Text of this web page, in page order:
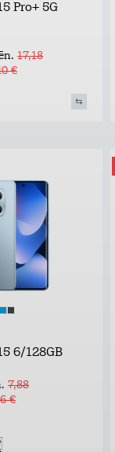
Pro+ 5G
17,18
€
6/128GB
7,88
€